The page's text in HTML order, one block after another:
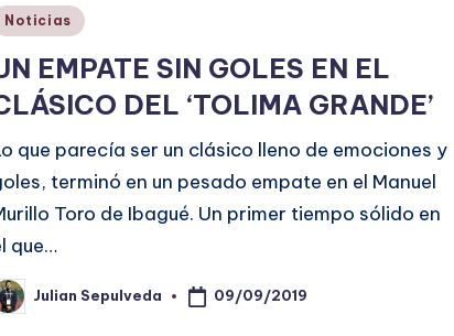
Noticias
EMPATE SIN GOLES EN EL
DEL ‘TOLIMA GRANDE’
que parecía ser un clásico lleno de emociones y
terminó en un pesado empate en el Manuel
Toro de Ibagué. Un primer tiempo sólido en
que…
Julian Sepulveda 09/09/2019